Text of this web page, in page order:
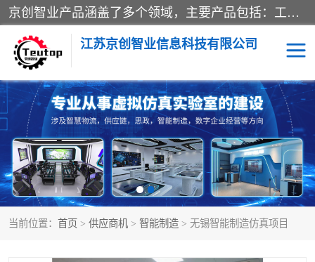
京创智业产品涵盖了多个领域，主要产品包括：工业4.0生产线解决方案，智慧物流综合实训室，教学设备与实验室建设，虚拟仿真实验室等。公司将秉持“创新、执着、诚信、共赢”的理念，以“将服务当作使命”为核心价值观，致力于为客户创造价值，与客户、合作伙伴和员工共同成长。
江苏京创智业信息科技有限公司
当前位置： 首页 > 供应商机 > 智能制造 > 无锡智能制造仿真项目
VR物流实训 低碳供应链
生产系统仿真 冷链物流
供应链管理 思政
智慧零售实训 智能制造